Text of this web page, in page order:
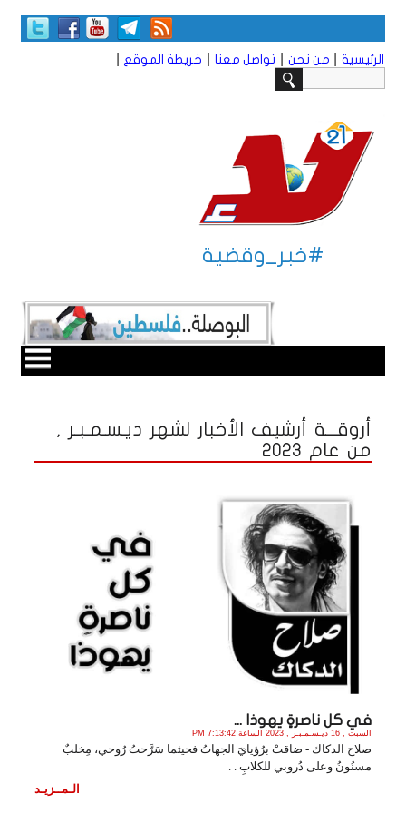
الرئيسية من نحن تواصل معنا خريطة الموقع
#خبر_وقضية
أروقـــة أرشيف الأخبار لشهر ديـسـمـبـر ,
من عام 2023
في كل ناصرةٍ يهوذا ...
السبت , 16 ديـسـمـبـر , 2023 الساعة 7:13:42 PM
صلاح الدكاك - ضاقتْ برُؤيايَ الجهاتُ فحيثما سَرَّحتُ رُوحي، مِخلبٌ
مسنُونُ وعلى دُروبي للكلابِ . .
الـمــزيـد